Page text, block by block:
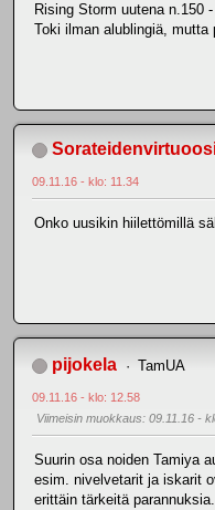
Rising Storm uutena n.150
Toki ilman alublingiä, mutta
09.11.16 - klo: 11.34
Onko uusikin hiilettömillä
pijokela TamUA
09.11.16 - klo: 12.58
Viimeisin muokkaus: 09.11.16 -
Suurin osa noiden Tamiya
esim. nivelvetarit ja iskarit
erittäin tärkeitä